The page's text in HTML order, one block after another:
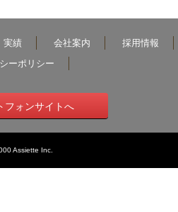
実績 会社案内
フォンサイトへ